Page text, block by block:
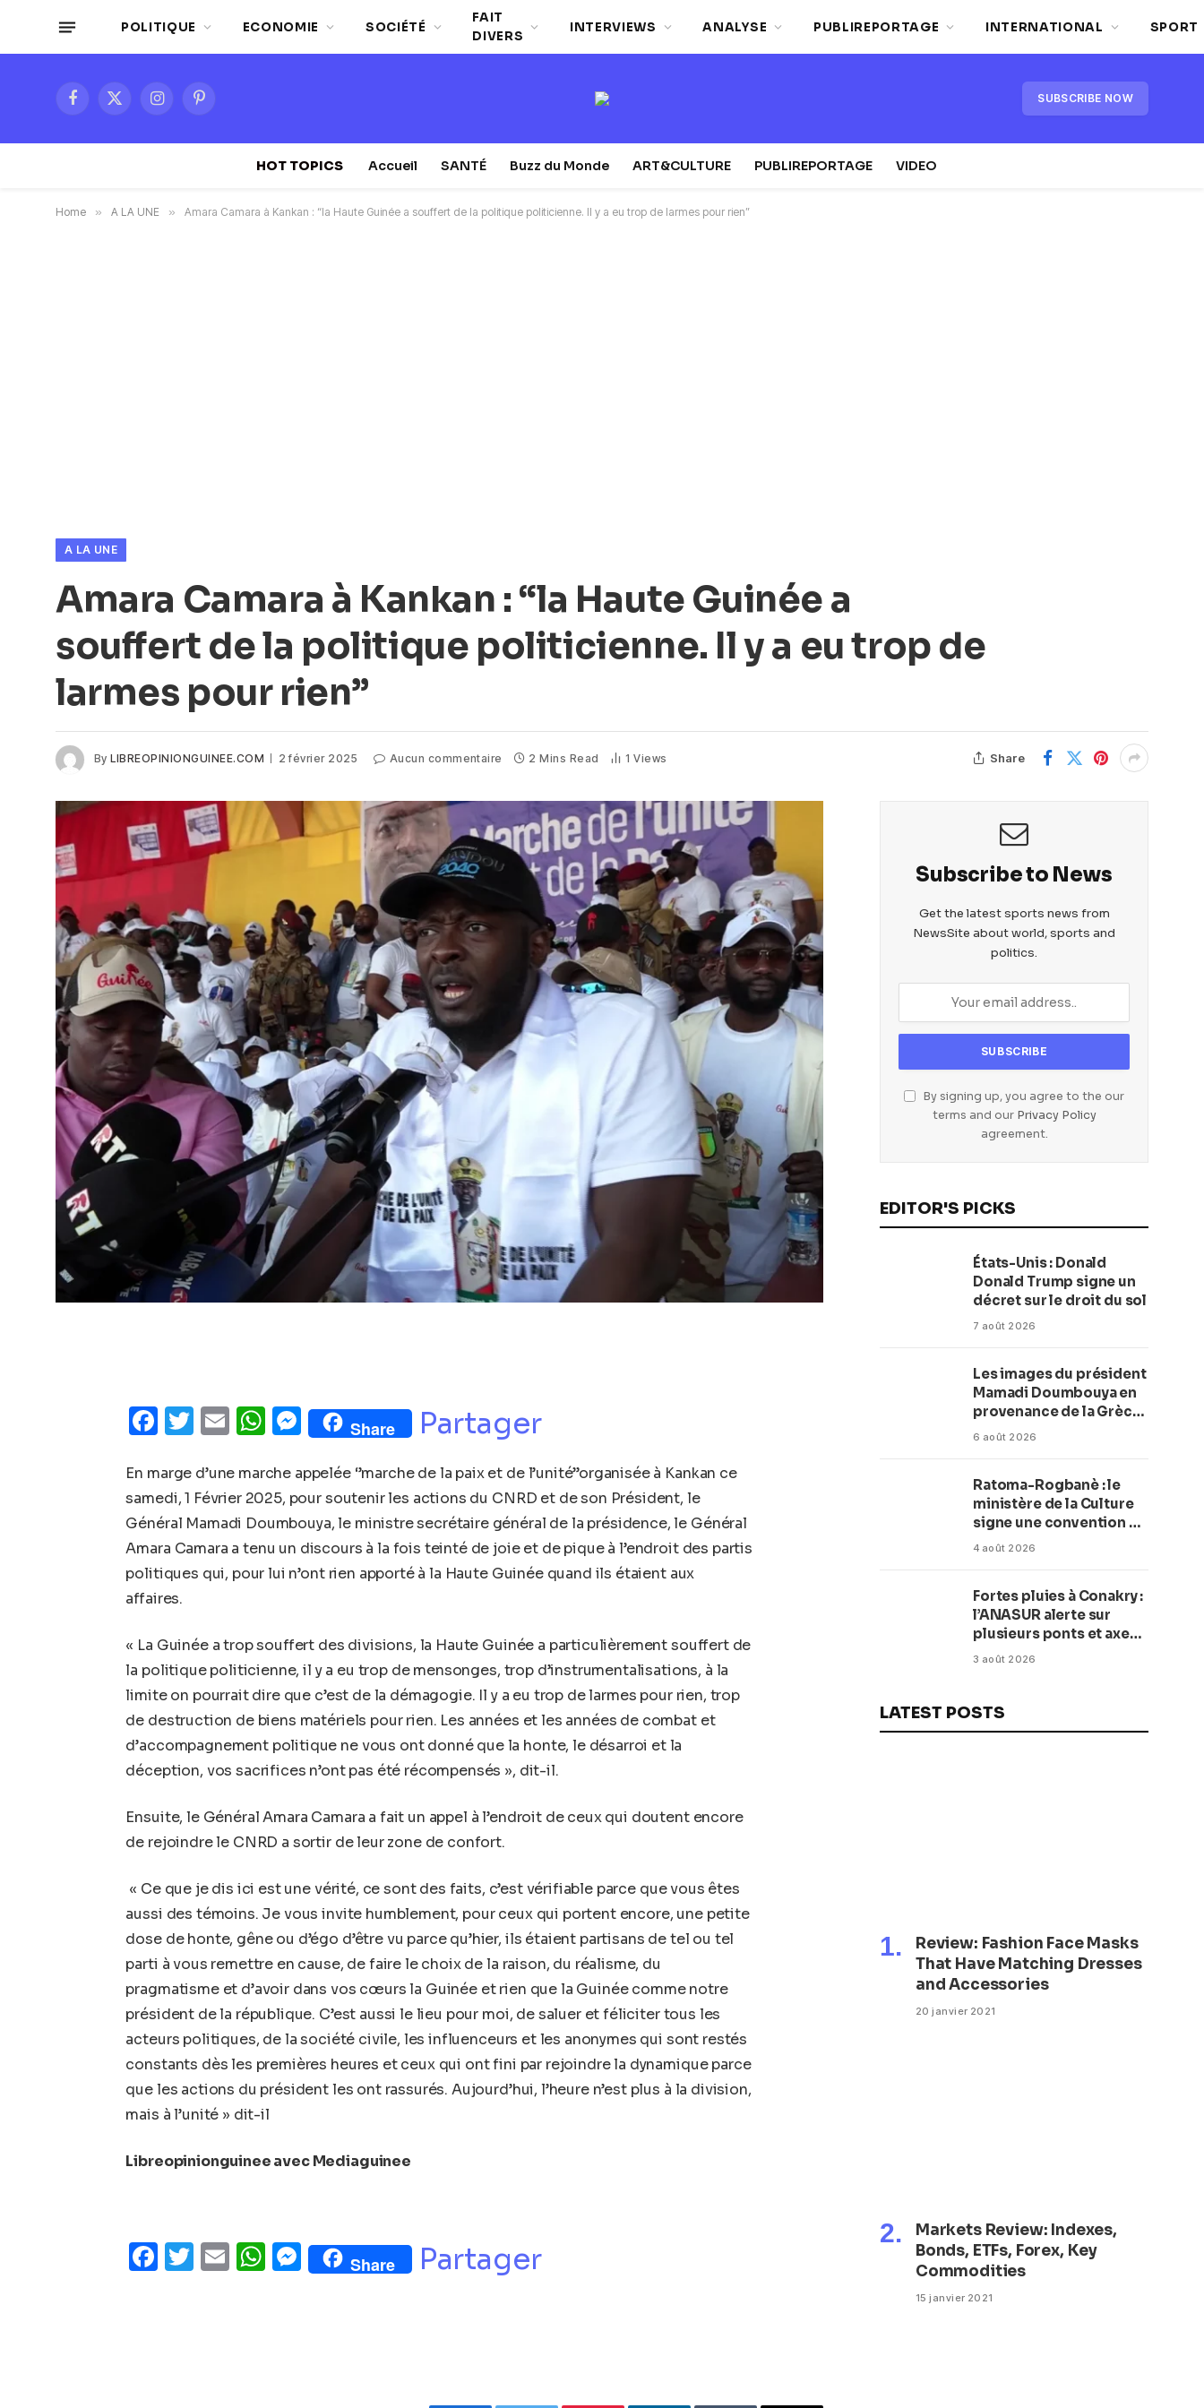
POLITIQUE ECONOMIE SOCIÉTÉ
FAIT
DIVERS
INTERVIEWS ANALYSE PUBLIREPORTAGE INTERNATIONAL SPORT
Facebook
X
InstagramPinterest SUBSCRIBE NOW
HOT TOPICS Accueil SANTÉ Buzz du Monde ART&CULTURE PUBLIREPORTAGE VIDEO
Home » A LA UNE » Amara Camara à Kankan : “la Haute Guinée a souffert de la politique politicienne. Il y a eu trop de larmes pour rien”
A LA UNE
Amara Camara à Kankan : “la Haute Guinée a
souffert de la politique politicienne. Il y a eu trop de
larmes pour rien”
By LIBREOPINIONGUINEE.COM 2 février 2025 Aucun commentaire 2 Mins Read 1Views Share
Facebook
Twitter
EmailWhatsApp
Messenger
Share Partager
En marge d’une marche appelée ‘’marche de la paix et de l’unité’’organisée à Kankan ce
samedi, 1 Février 2025, pour soutenir les actions du CNRD et de son Président, le
Général Mamadi Doumbouya, le ministre secrétaire général de la présidence, le Général
Amara Camara a tenu un discours à la fois teinté de joie et de pique à l’endroit des partis
politiques qui, pour lui n’ont rien apporté à la Haute Guinée quand ils étaient aux
affaires.
« La Guinée a trop souffert des divisions, la Haute Guinée a particulièrement souffert de
la politique politicienne, il y a eu trop de mensonges, trop d’instrumentalisations, à la
limite on pourrait dire que c’est de la démagogie. Il y a eu trop de larmes pour rien, trop
de destruction de biens matériels pour rien. Les années et les années de combat et
d’accompagnement politique ne vous ont donné que la honte, le désarroi et la
déception, vos sacrifices n’ont pas été récompensés », dit-il.
Ensuite, le Général Amara Camara a fait un appel à l’endroit de ceux qui doutent encore
de rejoindre le CNRD a sortir de leur zone de confort.
« Ce que je dis ici est une vérité, ce sont des faits, c’est vérifiable parce que vous êtes
aussi des témoins. Je vous invite humblement, pour ceux qui portent encore, une petite
dose de honte, gêne ou d’égo d’être vu parce qu’hier, ils étaient partisans de tel ou tel
parti à vous remettre en cause, de faire le choix de la raison, du réalisme, du
pragmatisme et d’avoir dans vos cœurs la Guinée et rien que la Guinée comme notre
président de la république. C’est aussi le lieu pour moi, de saluer et féliciter tous les
acteurs politiques, de la société civile, les influenceurs et les anonymes qui sont restés
constants dès les premières heures et ceux qui ont fini par rejoindre la dynamique parce
que les actions du président les ont rassurés. Aujourd’hui, l’heure n’est plus à la division,
mais à l’unité » dit-il
Libreopinionguinee avec Mediaguinee
Facebook
Twitter
EmailWhatsApp
Messenger
Share Partager
Subscribe to News
Get the latest sports news from
NewsSite about world, sports and
politics.
By signing up, you agree to the our
terms and our Privacy Policy
agreement.
EDITOR'S PICKS
États-Unis : Donald
Donald Trump signe un
décret sur le droit du sol
7 août 2026
Les images du président
Mamadi Doumbouya en
provenance de la Grèce
rassurent les Guinéens
6 août 2026
Ratoma-Rogbanè : le
ministère de la Culture
signe une convention de
42 millions de dollars
balnéaire
4 août 2026
Fortes pluies à Conakry :
l’ANASUR alerte sur
plusieurs ponts et axes
routiers
3 août 2026
LATEST POSTS
Review: Fashion Face Masks
That Have Matching Dresses
and Accessories
20 janvier 2021
Markets Review: Indexes,
Bonds, ETFs, Forex, Key
Commodities
15 janvier 2021